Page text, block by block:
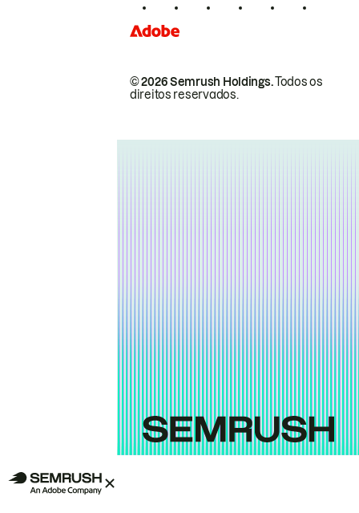
© 2026 Semrush Holdings.Todos os
direitos reservados.